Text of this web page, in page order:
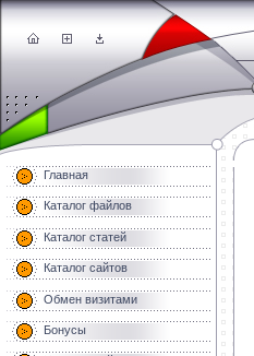
Главная
Каталог файлов
Каталог статей
Каталог сайтов
Обмен визитами
Бонусы